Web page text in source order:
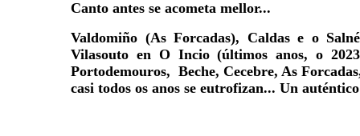
Canto antes se acometa mellor...
Valdomiño (As Forcadas), Caldas e o
Vilasouto en O Incio (últimos anos, o
Portodemouros, Beche, Cecebre, As
casi todos os anos se eutrofizan... Un